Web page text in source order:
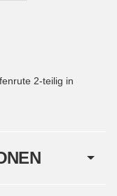
2-teilig in